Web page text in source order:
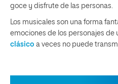
goce y disfrute de las personas.
Los musicales son una forma
emociones de los personajes de
clásico a veces no puede